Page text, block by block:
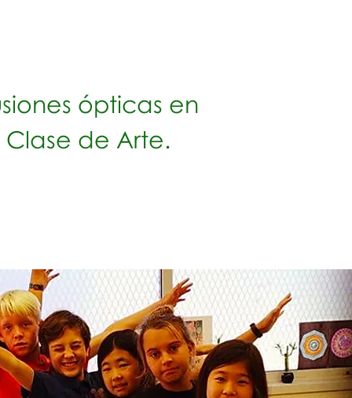
ópticas en
Clase de Arte.